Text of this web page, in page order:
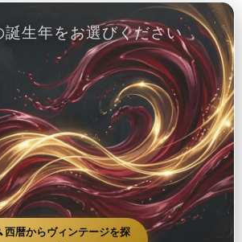
誕生年をお選びください
西暦からヴィンテージを探